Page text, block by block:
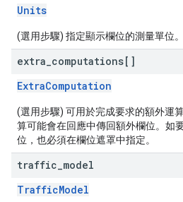
Units
(選用步驟) 指定顯示欄位的測量單位。
extra computations[]
ExtraComputation
(選用步驟) 可用於完成要求的額外運
算可能會在回應中傳回額外欄位。如
位，也必須在欄位遮罩中指定。
traffic model
TrafficModel